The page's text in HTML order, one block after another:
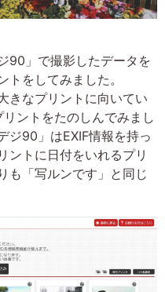
90」で撮影したデータを
をしてみました。
きなプリントに向いてい
ントをたのしんでみまし
ジ90」はEXIF情報を持っ
ントに日付をいれるプリ
も「写ルンです」と同じ